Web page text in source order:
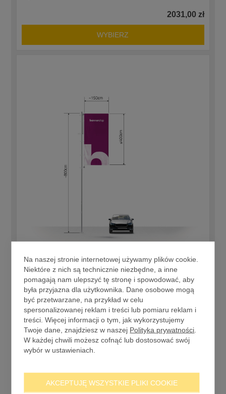
Na naszej stronie internetowej używamy plików cookie.
Niektóre z nich są technicznie niezbędne, a inne
pomagają nam ulepszyć tę stronę i spowodować, aby
była przyjazna dla użytkownika. Dane osobowe mogą
być przetwarzane, na przykład w celu
spersonalizowanej reklam i treści lub pomiaru reklam i
treści. Więcej informacji o tym, jak wykorzystujemy
Twoje dane, znajdziesz w naszej Polityka prywatności
W każdej chwili możesz cofnąć lub dostosować swój
wybór w ustawieniach.
AKCEPTUJĘ WSZYSTKIE PLIKI COOKIE
2031,00 zł
WYBIERZ
8 m
Wysokość masztu to ok. 8 metrów.
2176,00 zł
WYBIERZ